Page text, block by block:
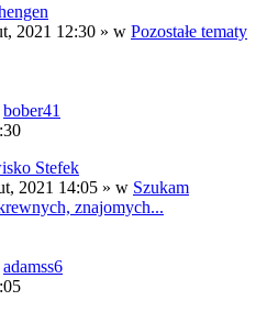
2021 12:30 » w Pozostałe tematy
bober41
Stefek
2021 14:05 » w Szukam
znajomych...
adamss6